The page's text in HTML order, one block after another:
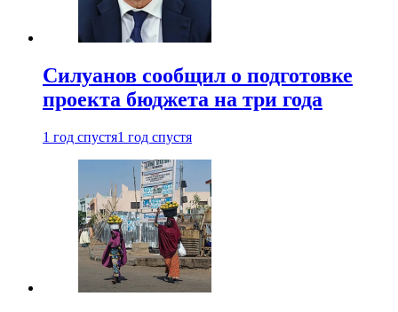
Силуанов сообщил о подготовке
проекта бюджета на три года
1 год спустя1 год спустя